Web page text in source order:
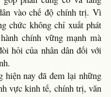
vào chế độ chính trị. Vì
chức không chỉ xuất phát
chính vững mạnh mà
hỏi của nhân dân đối với
hiện nay đã đem lại những
vực kinh tế, chính trị, văn